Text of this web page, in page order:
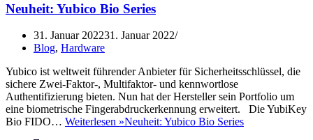
Neuheit: Yubico Bio Series
31. Januar 202231. Januar 2022
Blog, Hardware
Yubico ist weltweit führender Anbieter für Sicherheitsschlüssel, die
sichere Zwei-Faktor-, Multifaktor- und kennwortlose
Authentifizierung bieten. Nun hat der Hersteller sein Portfolio um
eine biometrische Fingerabdruckerkennung erweitert. Die YubiKey
Bio FIDO… Weiterlesen »Neuheit: Yubico Bio Series